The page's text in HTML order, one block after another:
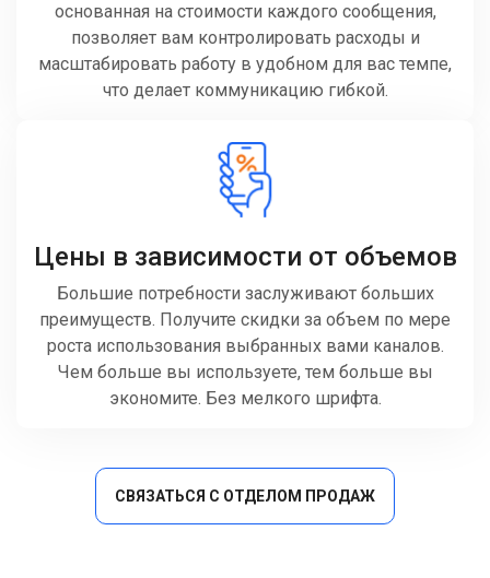
основанная на стоимости каждого сообщения,
позволяет вам контролировать расходы и
масштабировать работу в удобном для вас темпе,
что делает коммуникацию гибкой.
Цены в зависимости от объемов
Большие потребности заслуживают больших
преимуществ. Получите скидки за объем по мере
роста использования выбранных вами каналов.
Чем больше вы используете, тем больше вы
экономите. Без мелкого шрифта.
СВЯЗАТЬСЯ С ОТДЕЛОМ ПРОДАЖ